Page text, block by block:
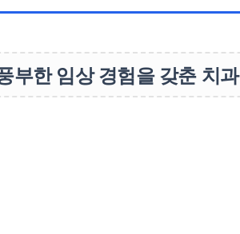
부한 임상 경험을 갖춘 치과